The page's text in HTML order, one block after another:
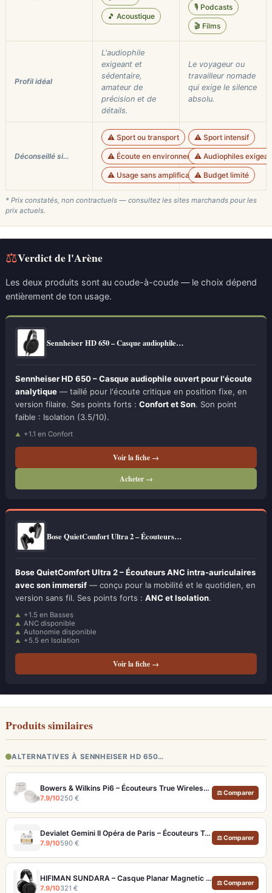
🎵 Acoustique
🎙️ Podcasts
🎬 Films
Profil idéal
L'audiophile
exigeant et
sédentaire,
amateur de
précision et de
détails.
Le voyageur ou
travailleur nomade
qui exige le silence
absolu.
Déconseillé si…
⚠️ Sport ou transport
⚠️ Écoute en environnement bruyant
⚠️ Usage sans amplificateur
⚠️ Sport intensif
⚠️ Audiophiles
⚠️ Budget limité
* Prix constatés, non contractuels — consultez les sites marchands pour les
prix actuels.
⚖Verdict de l'Arène
Les deux produits sont au coude-à-coude — le choix dépend
entièrement de ton usage.
Sennheiser HD 650 – Casque audiophile…
Sennheiser HD 650 – Casque audiophile ouvert pour l'écoute
analytique — taillé pour l'écoute critique en position fixe, en
version filaire. Ses points forts : Confort et Son. Son point
faible : Isolation (3.5/10).
+1.1 en Confort
Voir la fiche →
Acheter →
Bose QuietComfort Ultra 2 – Écouteurs…
Bose QuietComfort Ultra 2 – Écouteurs ANC intra-auriculaires
avec son immersif — conçu pour la mobilité et le quotidien, en
version sans fil. Ses points forts : ANC et Isolation.
+1.5 en Basses
ANC disponible
Autonomie disponible
+5.5 en Isolation
Voir la fiche →
Produits similaires
ALTERNATIVES À SENNHEISER HD 650…
Bowers & Wilkins Pi6 – Écouteurs True Wireless audiophiles avec ANC adaptatif
7.9/10250 €
⚖ Comparer
Devialet Gemini II Opéra de Paris – Écouteurs True Wireless audiophiles plaqués or
7.9/10590 €
⚖ Comparer
HIFIMAN SUNDARA – Casque Planar Magnetic Ouvert Over-Ear Audiophile
7.9/10321 €
⚖ Comparer